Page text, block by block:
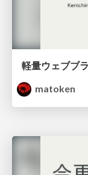
軽量ウェブブ
matoken